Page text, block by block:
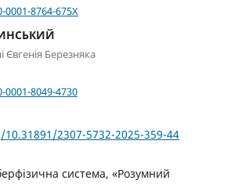
8764-675X
Євгенія Березняка
8049-4730
2307-5732-2025-359-44
система, «Розумний